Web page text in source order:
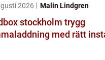
2026 Malin Lindgren
stockholm trygg
med rätt